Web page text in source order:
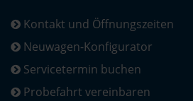
Kontakt und Öffnungszeiten
Neuwagen-Konfigurator
Servicetermin buchen
Probefahrt vereinbaren